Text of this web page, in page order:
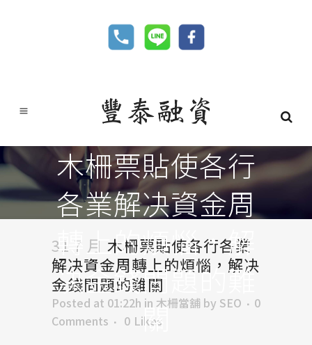
木柵票貼使各行
各業解决資金周
轉上的煩惱，解
决金錢問題的難
關
31 7 月 木柵票貼使各行各業
解决資金周轉上的煩惱，解决
金錢問題的難關
Posted at 01:22h in 木柵當舖 by SEO
0
Comments
0 Likes